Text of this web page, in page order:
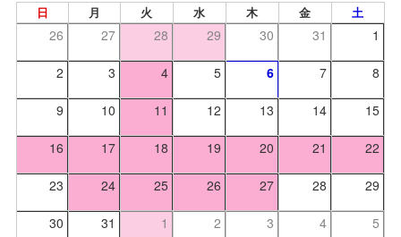
日 月 火 水 木 金 土
26 27 28 29 30 31 1
2 3 4 5 6 7 8
9 10 11 12 13 14 15
16 17 18 19 20 21 22
23 24 25 26 27 28 29
30 31 1 2 3 4 5